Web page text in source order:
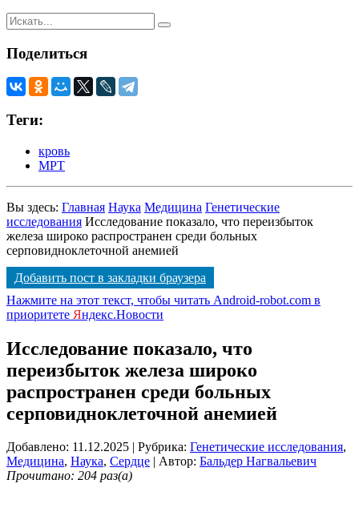
Поделиться
Теги:
кровь
МРТ
Вы здесь: Главная Наука Медицина Генетические
исследования Исследование показало, что переизбыток
железа широко распространен среди больных
серповидноклеточной анемией
Добавить пост в закладки браузера
Нажмите на этот текст, чтобы читать Android-robot.com в
приоритете Яндекс.Новости
Исследование показало, что
переизбыток железа широко
распространен среди больных
серповидноклеточной анемией
Добавлено: 11.12.2025 | Рубрика: Генетические исследования,
Медицина, Наука, Сердце | Автор: Бальдер Нагвальевич
Прочитано: 204 раз(а)